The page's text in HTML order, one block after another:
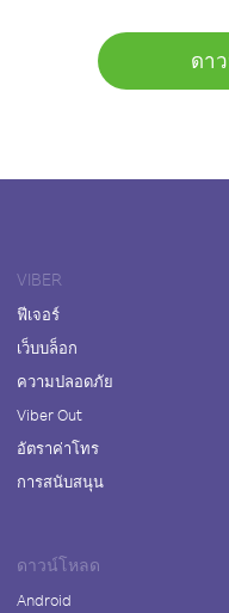
ดา
VIBER
ฟีเจอร์
เว็บบล็อก
ความปลอดภัย
Viber Out
อัตราค่าโทร
การสนับสนุน
ดาวน์โหลด
Android